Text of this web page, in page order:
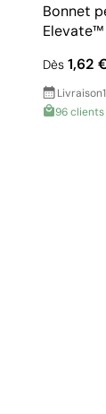
Bonnet
Elevate™
Dès 1,62
Livraison
96